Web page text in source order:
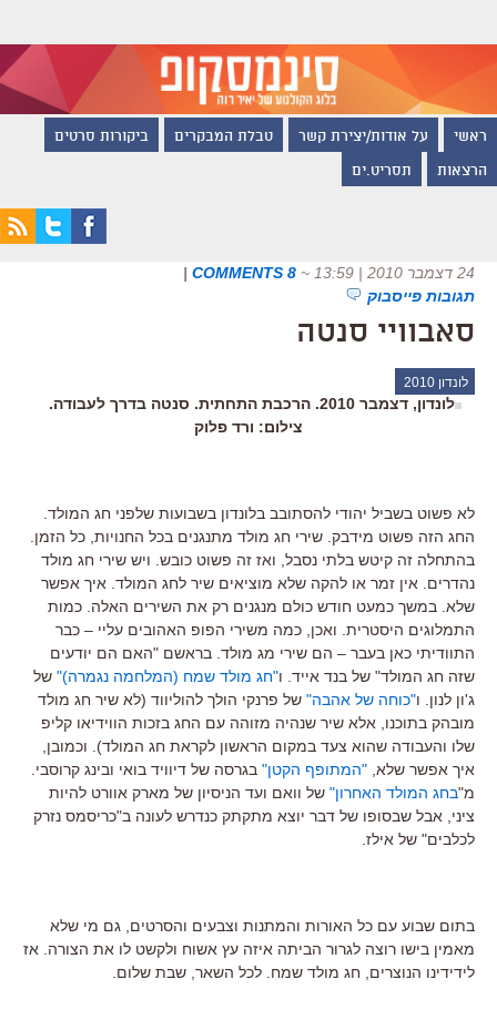
ראשי על אודות/יצירת קשר טבלת המבקרים ביקורות סרטים
הרצאות תסריט.ים
24 דצמבר 2010 | 13:59 ~
8 COMMENTS
|
תגובות פייסבוק
סאבוויי סנטה
לונדון 2010
לונדון, דצמבר 2010. הרכבת התחתית. סנטה בדרך לעבודה.
צילום: ורד פלוק
לא פשוט בשביל יהודי להסתובב בלונדון בשבועות שלפני חג המולד.
החג הזה פשוט מידבק. שירי חג מולד מתנגנים בכל החנויות, כל הזמן.
בהתחלה זה קיטש בלתי נסבל, ואז זה פשוט כובש. ויש שירי חג מולד
נהדרים. אין זמר או להקה שלא מוציאים שיר לחג המולד. איך אפשר
שלא. במשך כמעט חודש כולם מנגנים רק את השירים האלה. כמות
התמלוגים היסטרית. ואכן, כמה משירי הפופ האהובים עליי – כבר
התוודיתי כאן בעבר – הם שירי מג מולד. בראשם "האם הם יודעים
שזה חג המולד" של בנד אייד. ו"חג מולד שמח (המלחמה נגמרה)" של
ג'ון לנון. ו"כוחה של אהבה" של פרנקי הולך להוליווד (לא שיר חג מולד
מובהק בתוכנו, אלא שיר שנהיה מזוהה עם החג בזכות הווידיאו קליפ
שלו והעבודה שהוא צעד במקום הראשון לקראת חג המולד). וכמובן,
איך אפשר שלא, "המתופף הקטן" בגרסה של דיוויד בואי ובינג קרוסבי.
מ"בחג המולד האחרון" של וואם ועד הניסיון של מארק אוורט להיות
ציני, אבל שבסופו של דבר יוצא מתקתק כנדרש לעונה ב"כריסמס נזרק
לכלבים" של אילז.
בתום שבוע עם כל האורות והמתנות וצבעים והסרטים, גם מי שלא
מאמין בישו רוצה לגרור הביתה איזה עץ אשוח ולקשט לו את הצורה. אז
לידידינו הנוצרים, חג מולד שמח. לכל השאר, שבת שלום.